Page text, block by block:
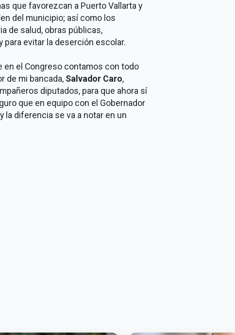
que favorezcan a Puerto Vallarta y
del municipio; así como los
de salud, obras públicas,
para evitar la deserción escolar.
en el Congreso contamos con todo
de mi bancada, Salvador Caro,
diputados, para que ahora sí
que en equipo con el Gobernador
la diferencia se va a notar en un